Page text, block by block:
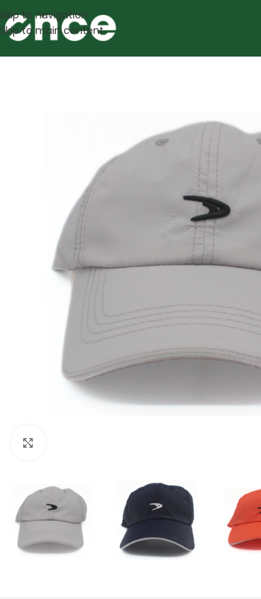
Skip to navigation
Skip to main content